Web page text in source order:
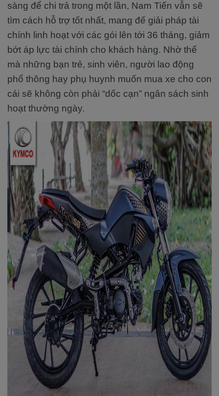
sàng để chi trả trong một lần, Nam Tiến vẫn sẽ
tìm cách hỗ trợ tốt nhất, mang đế giải pháp tài
chính linh hoạt với các gói lên tới 36 tháng, giảm
bớt áp lực tài chính cho khách hàng. Nhờ thế
mà những bạn trẻ, sinh viên, người lao động
phổ thông hay phụ huynh muốn mua xe cho con
cái sẽ không còn phải “dốc cạn” ngân sách sinh
hoạt thường ngày.